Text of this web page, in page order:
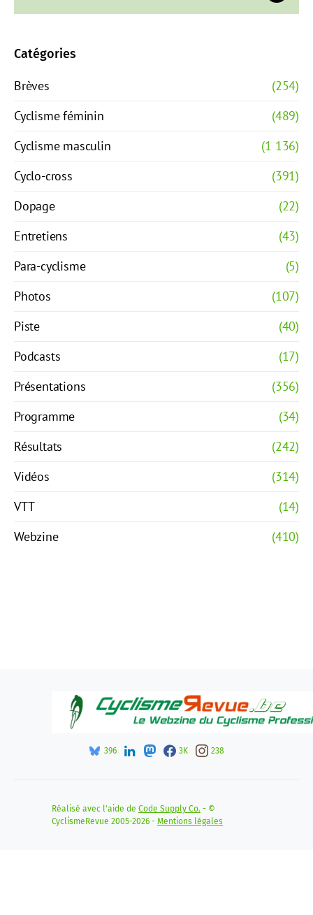
Catégories
Brèves
(254)
Cyclisme féminin
(489)
Cyclisme masculin
(1 136)
Cyclo-cross
(391)
Dopage
(22)
Entretiens
(43)
Para-cyclisme
(5)
Photos
(107)
Piste
(40)
Podcasts
(17)
Présentations
(356)
Programme
(34)
Résultats
(242)
Vidéos
(314)
VTT
(14)
Webzine
(410)
396 3K 238
Réalisé avec l'aide de Code Supply Co. - ©
CyclismeRevue 2005-2026 - Mentions légales